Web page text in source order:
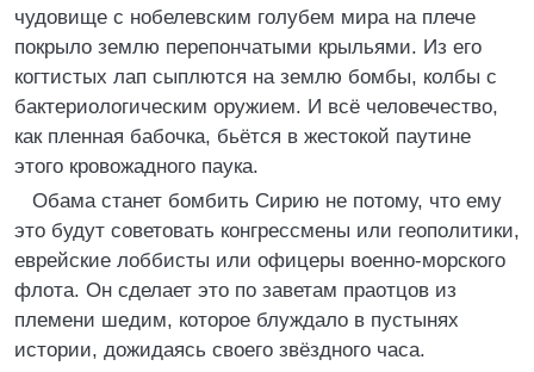
чудовище с нобелевским голубем мира на плече
покрыло землю перепончатыми крыльями. Из его
когтистых лап сыплются на землю бомбы, колбы с
бактериологическим оружием. И всё человечество,
как пленная бабочка, бьётся в жестокой паутине
этого кровожадного паука.
Обама станет бомбить Сирию не потому, что ему
это будут советовать конгрессмены или геополитики,
еврейские лоббисты или офицеры военно-морского
флота. Он сделает это по заветам праотцов из
племени шедим, которое блуждало в пустынях
истории, дожидаясь своего звёздного часа.